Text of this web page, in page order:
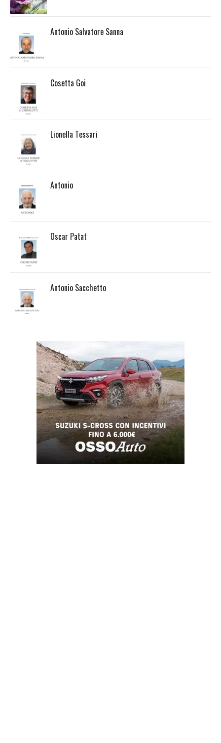
Antonio Salvatore Sanna
Cosetta Goi
Lionella Tessari
Antonio
Oscar Patat
Antonio Sacchetto